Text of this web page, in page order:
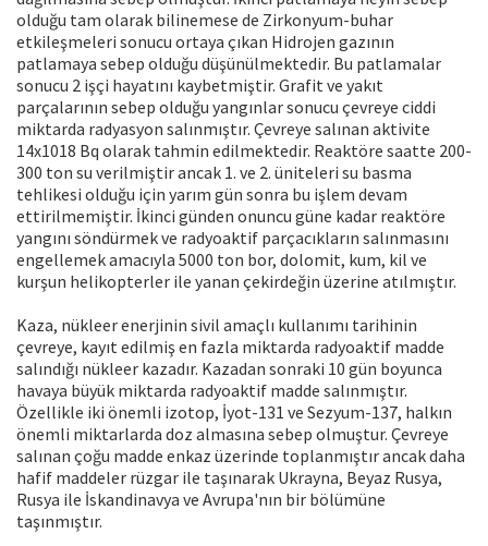
olduğu tam olarak bilinemese de Zirkonyum-buhar
etkileşmeleri sonucu ortaya çıkan Hidrojen gazının
patlamaya sebep olduğu düşünülmektedir. Bu patlamalar
sonucu 2 işçi hayatını kaybetmiştir. Grafit ve yakıt
parçalarının sebep olduğu yangınlar sonucu çevreye ciddi
miktarda radyasyon salınmıştır. Çevreye salınan aktivite
14x1018 Bq olarak tahmin edilmektedir. Reaktöre saatte 200-
300 ton su verilmiştir ancak 1. ve 2. üniteleri su basma
tehlikesi olduğu için yarım gün sonra bu işlem devam
ettirilmemiştir. İkinci günden onuncu güne kadar reaktöre
yangını söndürmek ve radyoaktif parçacıkların salınmasını
engellemek amacıyla 5000 ton bor, dolomit, kum, kil ve
kurşun helikopterler ile yanan çekirdeğin üzerine atılmıştır.
Kaza, nükleer enerjinin sivil amaçlı kullanımı tarihinin
çevreye, kayıt edilmiş en fazla miktarda radyoaktif madde
salındığı nükleer kazadır. Kazadan sonraki 10 gün boyunca
havaya büyük miktarda radyoaktif madde salınmıştır.
Özellikle iki önemli izotop, İyot-131 ve Sezyum-137, halkın
önemli miktarlarda doz almasına sebep olmuştur. Çevreye
salınan çoğu madde enkaz üzerinde toplanmıştır ancak daha
hafif maddeler rüzgar ile taşınarak Ukrayna, Beyaz Rusya,
Rusya ile İskandinavya ve Avrupa'nın bir bölümüne
taşınmıştır.